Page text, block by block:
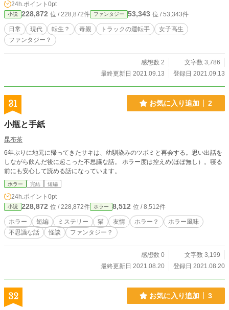
24h.ポイント 0pt
小説 228,872 位 / 228,872件 ファンタジー 53,343 位 / 53,343件
日常 現代 転生？ 毒親 トラックの運転手
女子高生
ファンタジー？
感想数 2
文字数 3,786
最終更新日 2021.09.13
登録日 2021.09.13
31 お気に入り追加 2
小瓶と手紙
昆布茶
6年ぶりに地元に帰ってきたサキは、幼馴染みのツボミと再会する。思い出話を
しながら飲んだ後に起こった不思議な話。 ホラー度は控えめ(ほぼ無し）。寝る
前にも安心して読める話になっています。
ホラー 完結 短編
24h.ポイント 0pt
小説 228,872 位 / 228,872件 ホラー 8,512 位 / 8,512件
ホラー 短編 ミステリー 猫 友情 ホラー？
ホラー風味
不思議な話
怪談 ファンタジー？
感想数 0
文字数 3,199
最終更新日 2021.08.20
登録日 2021.08.20
32 お気に入り追加 3